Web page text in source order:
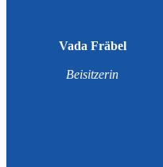
Vada Fräbel
Beisitzerin